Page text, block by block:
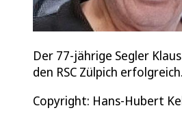
Der 77-jährige Segler
den RSC Zülpich erfolgreich.
Copyright: Hans-Hubert